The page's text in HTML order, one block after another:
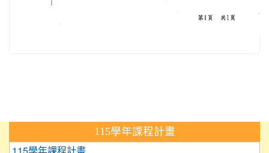
115學年課程計畫
115學年課程計畫